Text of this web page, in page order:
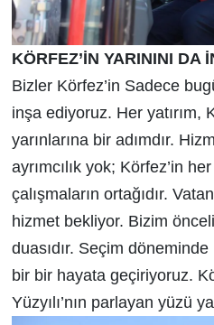
KÖRFEZ’İN YARININI DA
Bizler Körfez’in Sadece
inşa ediyoruz. Her yatırım,
yarınlarına bir adımdır.
ayrımcılık yok; Körfez’in
çalışmaların ortağıdır.
hizmet bekliyor. Bizim
duasıdır. Seçim
bir bir hayata geçiriyoruz.
Yüzyılı’nın parlayan yüzü